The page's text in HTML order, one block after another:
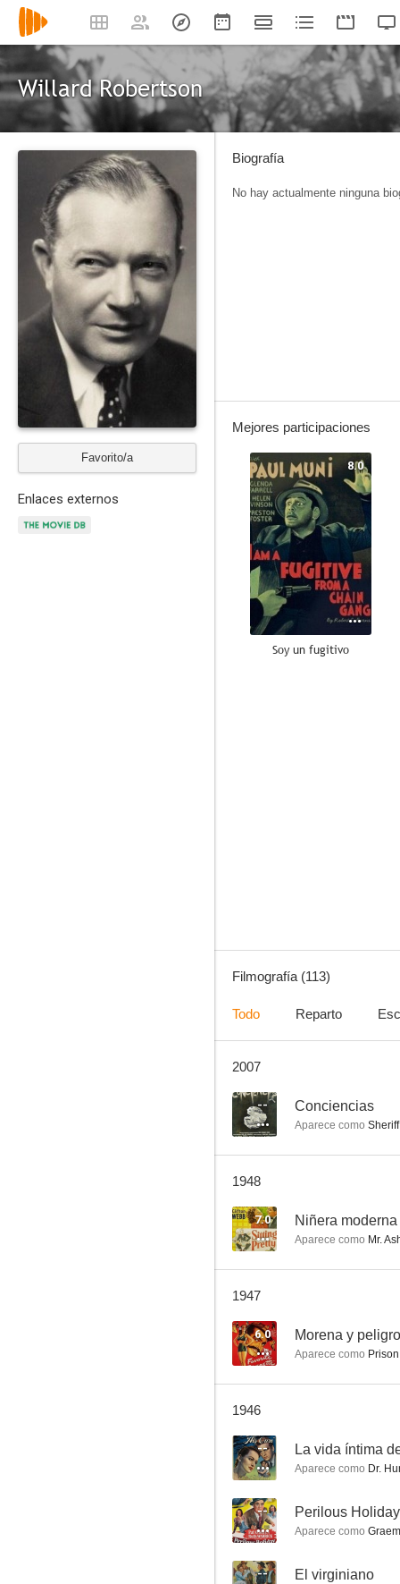
Willard Robertson
Favorito/a
Enlaces externos
Biografía
No hay actualmente ninguna
Mejores participaciones
8.0
Soy un fugitivo
Incidente en Ox-Bow
6.0
--
Filmografía (113)
Todo Reparto
2007
-- Conciencias
Aparece como
1948
7.0 Niñera moderna
Aparece como Mr.
1947
6.0 Morena y
Aparece como
1946
-- La vida íntima
Aparece como Dr.
-- Perilous Holiday
Aparece como
-- El virginiano